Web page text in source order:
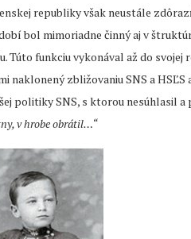
republiky však neustále
bol mimoriadne činný aj v
funkciu vykonával až do svojej
zbližovaniu SNS a
politiky SNS, s ktorou nesúhlasil
v hrobe obrátil…“